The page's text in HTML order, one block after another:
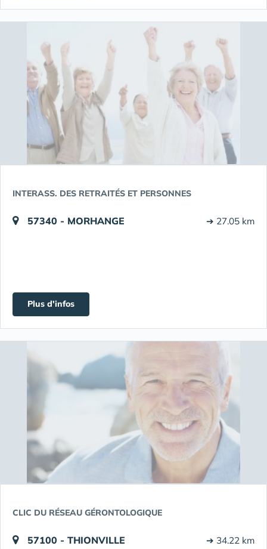
INTERASS. DES RETRAITÉS ET PERSONNES
57340 - MORHANGE ➔ 27.05 km
Plus d'infos
CLIC DU RÉSEAU GÉRONTOLOGIQUE
57100 - THIONVILLE ➔ 34.22 km